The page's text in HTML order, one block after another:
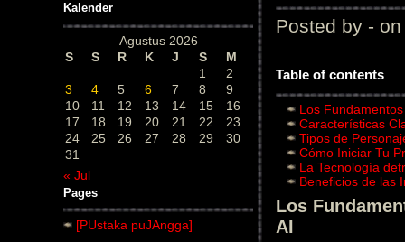
Kalender
Agustus 2026
S
S R K J S
M
1
2
3
4 5 6 7 8
9
10
11 12 13 14 15
16
17
18 19 20 21 22
23
24
25 26 27 28 29
30
31
« Jul
Pages
[PUstaka puJAngga]
Posted by - on
Table of contents
Los
Características
Tipos de
Cómo Iniciar Tu
La Tecnología
Beneficios de las
Los
AI